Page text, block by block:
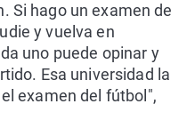
Si hago un examen de
y vuelva en
uno puede opinar y
Esa universidad la
examen del fútbol",